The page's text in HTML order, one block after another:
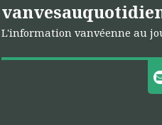
L'information vanvéenne au